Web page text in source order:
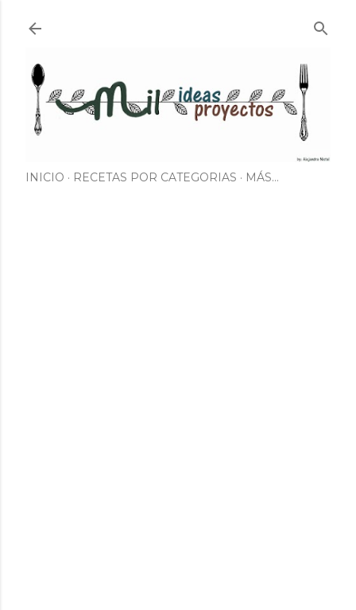
INICIO RECETAS POR CATEGORIAS MÁS…